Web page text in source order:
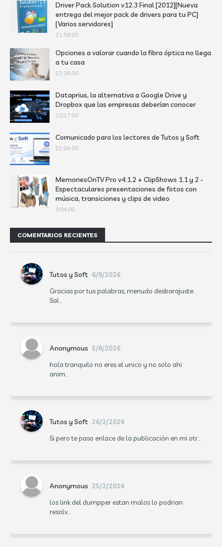
Driver Pack Solution v12.3 Final [2012][Nueva
entrega del mejor pack de drivers para tu PC]
[Varios servidores]
21:56:00
Opciones a valorar cuando la fibra óptica no llega
a tu casa
22:36:00
Dataprius, la alternativa a Google Drive y
Dropbox que las empresas deberían conocer
10:27:00
Comunicado para los lectores de Tutos y Soft
22:04:00
MemoriesOnTV Pro v4.1.2 + ClipShows 1.1 y 2 -
Espectaculares presentaciones de fotos con
música, transiciones y clips de video
0:04:00
COMENTARIOS RECIENTES
Tutos y Soft 6/8/2026
Gracias por tus palabras, menudo desbarajuste.
Sal...
Anonymous 5/8/2026
hola tranquilo no eres el unico y no solo ahi
anim...
Tutos y Soft 26/2/2026
Si pero te paso enlace de la publicación en mi otr...
Anonymous 25/2/2026
los link del dumpper estan malos lo podrian
resolv...